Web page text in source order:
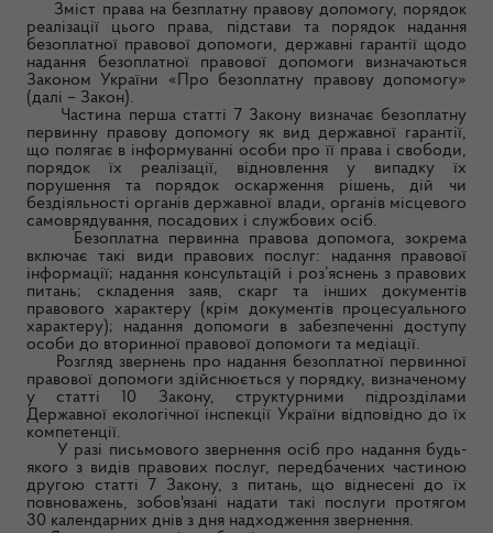
Зміст права на безплатну правову допомогу, порядок
реалізації цього права, підстави та порядок надання
безоплатної правової допомоги, державні гарантії щодо
надання безоплатної правової допомоги визначаються
Законом України «Про безоплатну правову допомогу»
(далі – Закон).
Частина перша статті 7 Закону визначає безоплатну
первинну правову допомогу як вид державної гарантії,
що полягає в інформуванні особи про її права і свободи,
порядок їх реалізації, відновлення у випадку їх
порушення та порядок оскарження рішень, дій чи
бездіяльності органів державної влади, органів місцевого
самоврядування, посадових і службових осіб.
Безоплатна первинна правова допомога, зокрема
включає такі види правових послуг: надання правової
інформації; надання консультацій і роз’яснень з правових
питань; складення заяв, скарг та інших документів
правового характеру (крім документів процесуального
характеру); надання допомоги в забезпеченні доступу
особи до вторинної правової допомоги та медіації.
Розгляд звернень про надання безоплатної первинної
правової допомоги здійснюється у порядку, визначеному
у статті 10 Закону, структурними підрозділами
Державної екологічної інспекції України відповідно до їх
компетенції.
У разі письмового звернення осіб про надання будь-
якого з видів правових послуг, передбачених частиною
другою статті 7 Закону, з питань, що віднесені до їх
повноважень, зобов'язані надати такі послуги протягом
30 календарних днів з дня надходження звернення.